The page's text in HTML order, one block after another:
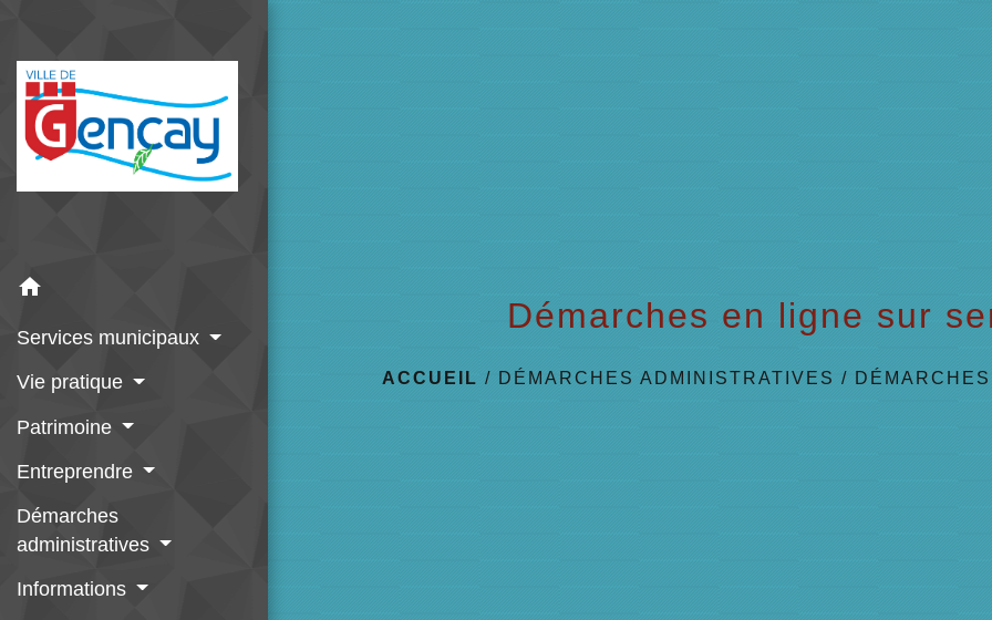
home
Services municipaux
Vie pratique
Patrimoine
Entreprendre
Démarches
administratives
Informations
Démarches en ligne sur
ACCUEIL / DÉMARCHES ADMINISTRATIVES /